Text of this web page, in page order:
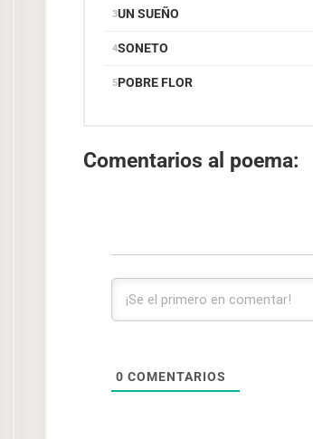
UN SUEÑO
SONETO
POBRE FLOR
Comentarios al poema:
0 COMENTARIOS